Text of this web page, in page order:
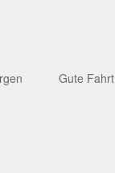
Gute Fahrt